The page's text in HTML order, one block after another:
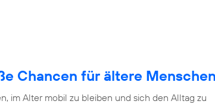
Chancen für ältere Menschen
im Alter mobil zu bleiben und sich den Alltag zu